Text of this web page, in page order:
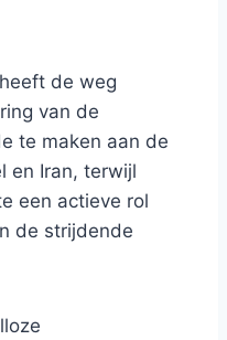
de weg
van de
te maken aan de
en Iran, terwijl
een actieve rol
de strijdende